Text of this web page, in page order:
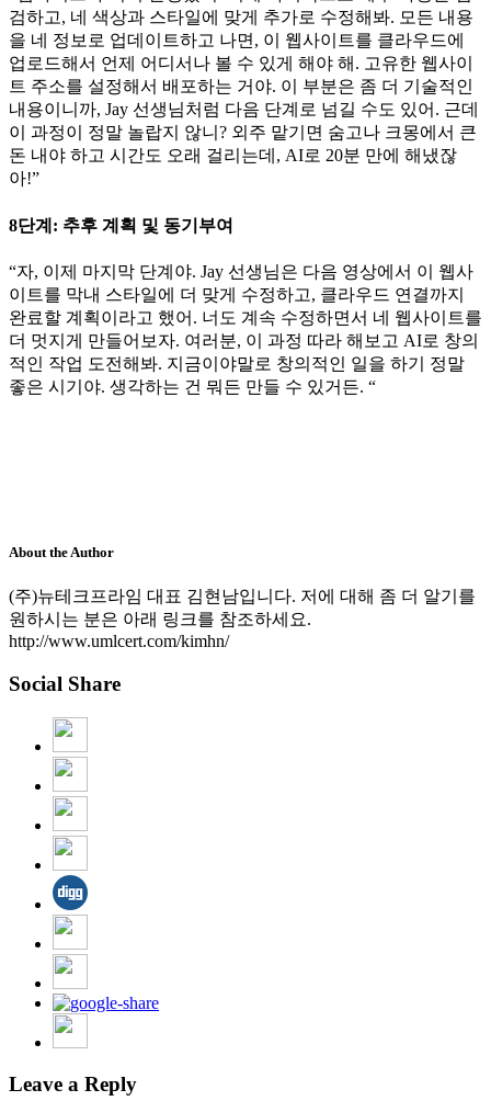
검하고, 네 색상과 스타일에 맞게 추가로 수정해봐. 모든 내용
을 네 정보로 업데이트하고 나면, 이 웹사이트를 클라우드에
업로드해서 언제 어디서나 볼 수 있게 해야 해. 고유한 웹사이
트 주소를 설정해서 배포하는 거야. 이 부분은 좀 더 기술적인
내용이니까, Jay 선생님처럼 다음 단계로 넘길 수도 있어. 근데
이 과정이 정말 놀랍지 않니? 외주 맡기면 숨고나 크몽에서 큰
돈 내야 하고 시간도 오래 걸리는데, AI로 20분 만에 해냈잖
아!”
8단계: 추후 계획 및 동기부여
“자, 이제 마지막 단계야. Jay 선생님은 다음 영상에서 이 웹사
이트를 막내 스타일에 더 맞게 수정하고, 클라우드 연결까지
완료할 계획이라고 했어. 너도 계속 수정하면서 네 웹사이트를
더 멋지게 만들어보자. 여러분, 이 과정 따라 해보고 AI로 창의
적인 작업 도전해봐. 지금이야말로 창의적인 일을 하기 정말
좋은 시기야. 생각하는 건 뭐든 만들 수 있거든. “
About the Author
(주)뉴테크프라임 대표 김현남입니다. 저에 대해 좀 더 알기를
원하시는 분은 아래 링크를 참조하세요.
http://www.umlcert.com/kimhn/
Social Share
Leave a Reply